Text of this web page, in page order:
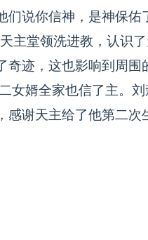
们说你信神，是神保佑
主堂领洗进教，认识
奇迹，这也影响到周围
女婿全家也信了主。
谢天主给了他第二次